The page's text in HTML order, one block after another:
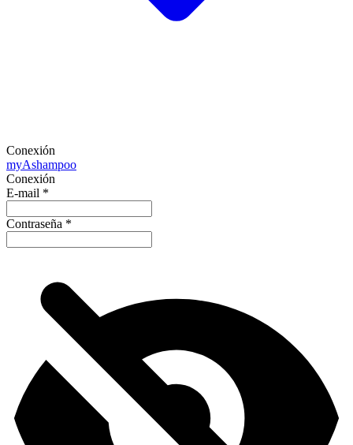
Conexión
myAshampoo
Conexión
E-mail *
Contraseña *